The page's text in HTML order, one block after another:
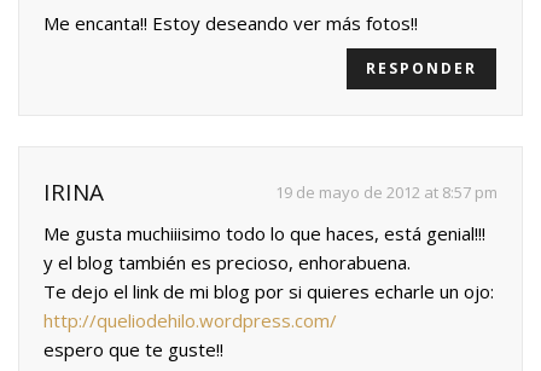
Me encanta!! Estoy deseando ver más fotos!!
RESPONDER
IRINA 19 de mayo de 2012 at 8:57 pm
Me gusta muchiiisimo todo lo que haces, está genial!!!
y el blog también es precioso, enhorabuena.
Te dejo el link de mi blog por si quieres echarle un ojo:
http://queliodehilo.wordpress.com/
espero que te guste!!